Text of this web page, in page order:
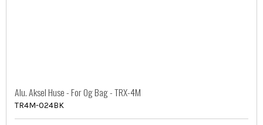
Alu. Aksel Huse - For Og Bag - TRX-4M
TR4M-024BK